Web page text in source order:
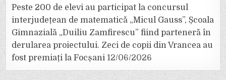
Peste 200 de elevi au participat la concursul
interjudețean de matematică „Micul Gauss”, Școala
Gimnazială „Duiliu Zamfirescu” fiind parteneră în
derularea proiectului. Zeci de copii din Vrancea au
fost premiați la Focșani 12/06/2026